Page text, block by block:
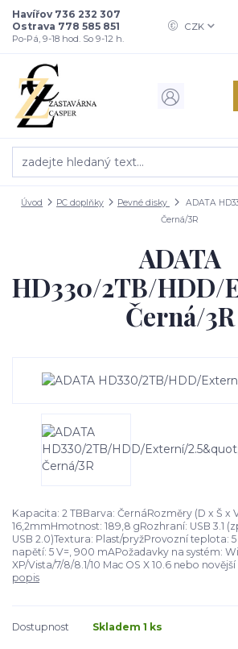
CZK
Havířov 736 232 307
Ostrava 778 585 851
Po-Pá, 9-18 hod. So 9-12 h.
Úvod PC doplňky Pevné disky
ADATA
Černá/3R
ADATA
HD330/2TB/HDD/
Černá/3R
Kapacita: 2 TBBarva: ČernáRozměry (D x Š x
16,2mmHmotnost: 189,8 gRozhraní: USB 3.1
USB 2.0)Textura: Plast/pryžProvozní teplota:
napětí: 5 V=, 900 mAPožadavky na systém:
XP/Vista/7/8/8.1/10 Mac OS X 10.6 nebo novější
popis
Dostupnost Skladem 1 ks